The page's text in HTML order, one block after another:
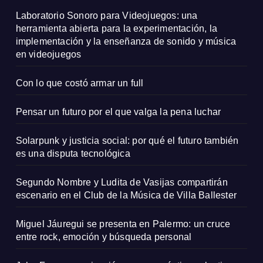
Laboratorio Sonoro para Videojuegos: una
herramienta abierta para la experimentación, la
implementación y la enseñanza de sonido y música
en videojuegos
Con lo que costó armar un full
Pensar un futuro por el que valga la pena luchar
Solarpunk y justicia social: por qué el futuro también
es una disputa tecnológica
Segundo Nombre y Ludita de Vasijas compartirán
escenario en el Club de la Música de Villa Ballester
Miguel Jáuregui se presenta en Palermo: un cruce
entre rock, emoción y búsqueda personal